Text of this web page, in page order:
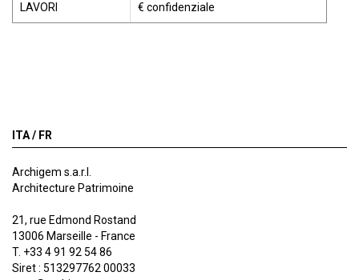
LAVORI
€ confidenziale
ITA / FR
Archigem s.a.r.l.
Architecture Patrimoine
21, rue Edmond Rostand
13006 Marseille - France
T. +33 4 91 92 54 86
Siret : 513297762 00033